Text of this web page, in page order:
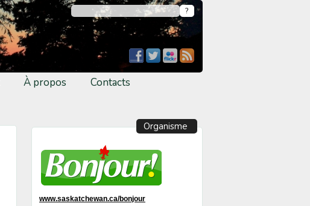
À propos Contacts
Organisme
www.saskatchewan.ca/bonjour